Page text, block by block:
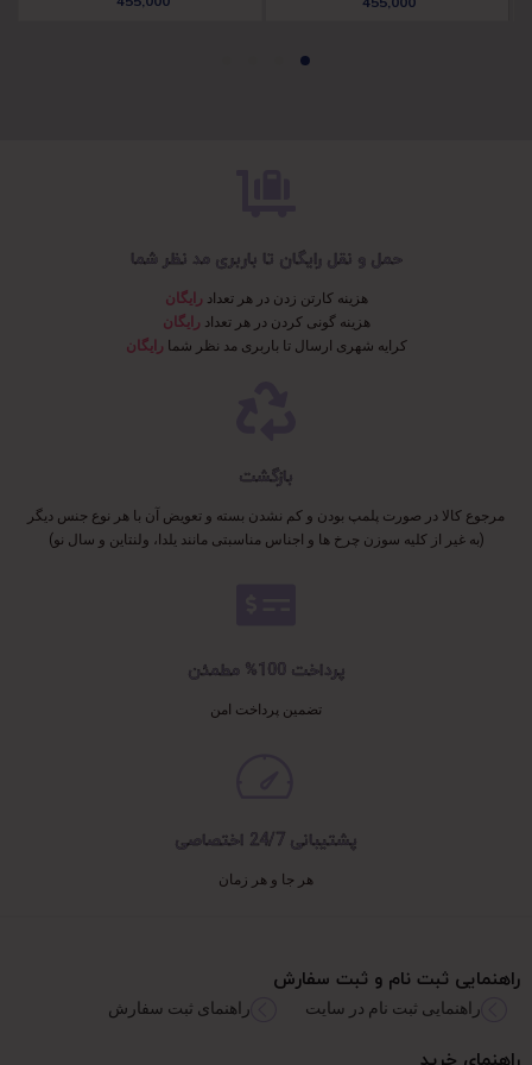
حمل و نقل رایگان تا باربری مد نظر شما
هزینه کارتن زدن در هر تعداد رایگان
هزینه گونی کردن در هر تعداد رایگان
کرایه شهری ارسال تا باربری مد نظر شما رایگان
بازگشت
مرجوع کالا در صورت پلمپ بودن و کم نشدن بسته و تعویض آن با هر نوع جنس دیگر
(به غیر از کلیه سوزن چرخ ها و اجناس مناسبتی مانند یلدا، ولنتاین و سال نو)
پرداخت 100% مطمئن
تضمین پرداخت امن
پشتیبانی 24/7 اختصاصی
هر جا و هر زمان
راهنمایی ثبت نام و ثبت سفارش
راهنمایی ثبت نام در سایت راهنمای ثبت سفارش